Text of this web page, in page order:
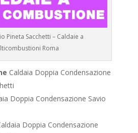
Pineta Sacchetti – Caldaie a
Roma
Caldaia Doppia Condensazione
Doppia Condensazione Savio
Doppia Condensazione